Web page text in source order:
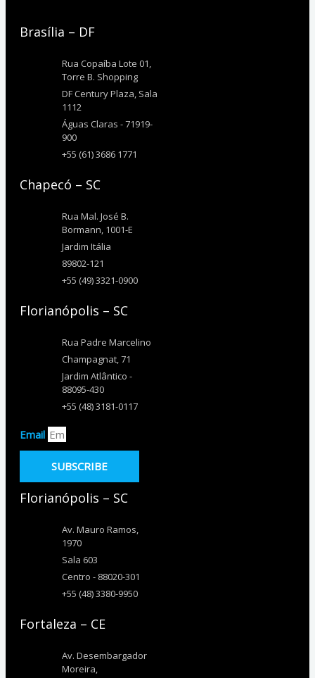
Brasília – DF
Rua Copaíba Lote 01,
Torre B. Shopping
DF Century Plaza, Sala
1112
Águas Claras - 71919-
900
+55 (61) 3686 1771
Chapecó – SC
Rua Mal. José B.
Bormann, 1001-E
Jardim Itália
89802-121
+55 (49) 3321-0900
Florianópolis – SC
Rua Padre Marcelino
Champagnat, 71
Jardim Atlântico -
88095-430
+55 (48) 3181-0117
Email
SUBSCRIBE
Florianópolis – SC
Av. Mauro Ramos,
1970
Sala 603
Centro - 88020-301
+55 (48) 3380-9950
Fortaleza – CE
Av. Desembargador
Moreira,